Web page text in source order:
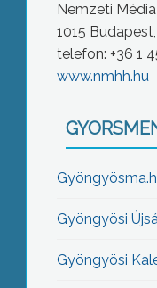
Nemzeti
1015
telefon: +36 1
www.nmhh.hu
Gyöngyösi
Gyöngyösi